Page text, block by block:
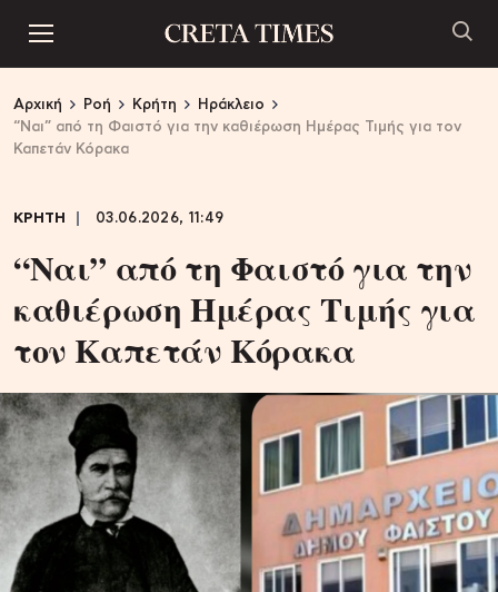
Αρχική Ροή Κρήτη
Ηράκλειο
“Ναι” από τη Φαιστό για την καθιέρωση Ημέρας Τιμής για τον
Καπετάν Κόρακα
ΚΡΗΤΗ 03.06.2026, 11:49
“Ναι” από τη Φαιστό για την
καθιέρωση Ημέρας Τιμής για
τον Καπετάν Κόρακα